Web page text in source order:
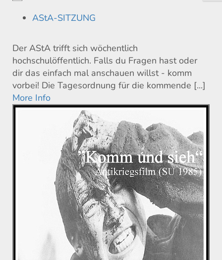
AStA-SITZUNG
Der AStA trifft sich wöchentlich
hochschulöffentlich. Falls du Fragen hast oder
dir das einfach mal anschauen willst - komm
vorbei! Die Tagesordnung für die kommende [...]
More Info